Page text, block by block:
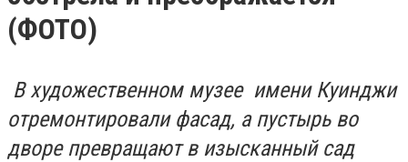
(ФОТО)
В художественном музее имени Куинджи
отремонтировали фасад, а пустырь во
дворе превращают в изысканный сад